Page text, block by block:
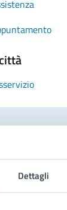
Dettagli